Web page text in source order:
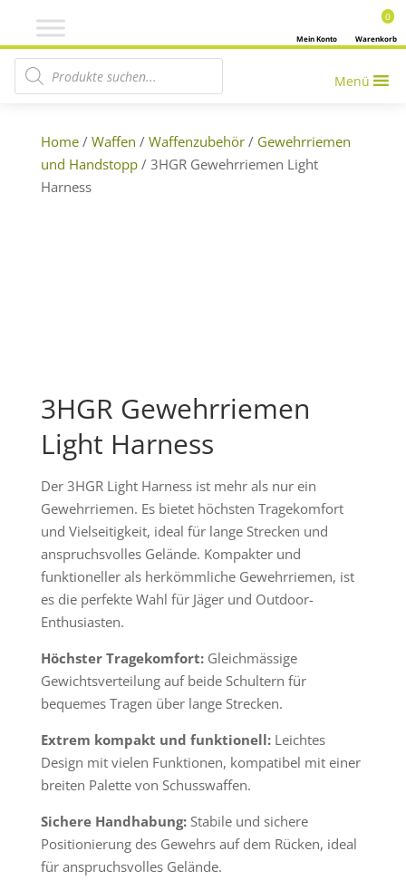
Warenkorb
0
Mein Konto
Products search
Menü
Home/ Waffen / Waffenzubehör/ Gewehrriemen
und Handstopp/ 3HGR Gewehrriemen Light
Harness
3HGR Gewehrriemen
Light Harness
Der 3HGR Light Harness ist mehr als nur ein
Gewehrriemen. Es bietet höchsten Tragekomfort
und Vielseitigkeit, ideal für lange Strecken und
anspruchsvolles Gelände. Kompakter und
funktioneller als herkömmliche Gewehrriemen, ist
es die perfekte Wahl für Jäger und Outdoor-
Enthusiasten.
Höchster Tragekomfort:Gleichmässige
Gewichtsverteilung auf beide Schultern für
bequemes Tragen über lange Strecken.
Extrem kompakt und funktionell:Leichtes
Design mit vielen Funktionen, kompatibel mit einer
breiten Palette von Schusswaffen.
Sichere Handhabung:Stabile und sichere
Positionierung des Gewehrs auf dem Rücken, ideal
für anspruchsvolles Gelände.